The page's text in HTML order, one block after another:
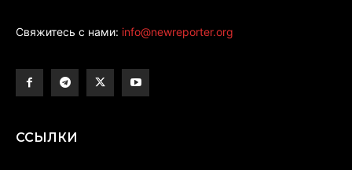
Свяжитесь с нами: info@newreporter.org
ССЫЛКИ